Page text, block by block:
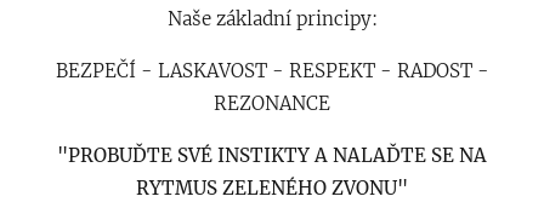
Naše základní principy:
BEZPEČÍ - LASKAVOST - RESPEKT - RADOST -
REZONANCE
"PROBUĎTE SVÉ INSTIKTY A NALAĎTE SE NA
RYTMUS ZELENÉHO ZVONU"